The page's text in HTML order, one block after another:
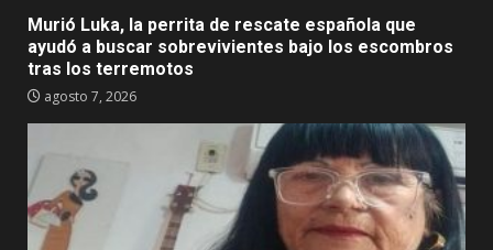
Murió Luka, la perrita de rescate española que
ayudó a buscar sobrevivientes bajo los escombros
tras los terremotos
agosto 7, 2026